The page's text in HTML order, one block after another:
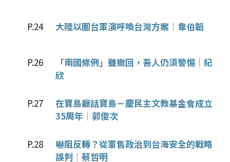
P.24 大陸以圍台軍演呼喚台灣方案│韋伯韜
P.26
「兩國條例」雖撤回，吾人仍須警惕│紀
欣
P.27
在寶島廳話寶島－慶民主文教基金會成立
35周年│郭俊次
P.28
嚇阻反轉？從軍售政治到台海安全的戰略
誤判│蔡哲明